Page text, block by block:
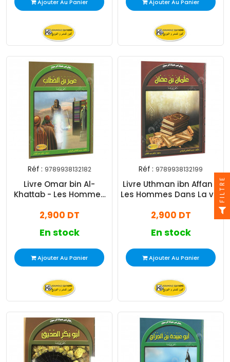
Ajouter Au Panier Ajouter Au Panier
Réf : 9789938132182
Livre Omar bin Al-
Khattab - Les Hommes
Messager
2,900 DT
En stock
Ajouter Au Panier
Réf : 9789938132199
Livre Uthman ibn Affan -
Les Hommes Dans La vie
2,900 DT
En stock
Ajouter Au Panier
FILTRE